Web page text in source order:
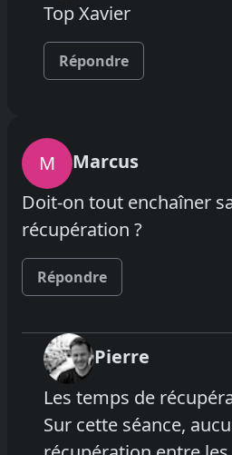
Top Xavier
Répondre
M
Marcus
Doit-on tout enchaîner
récupération ?
Répondre
Pierre
Les temps de
Sur cette séance,